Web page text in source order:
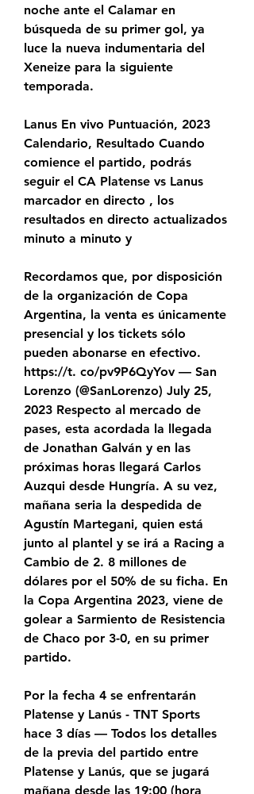
noche ante el Calamar en
búsqueda de su primer gol, ya
luce la nueva indumentaria del
Xeneize para la siguiente
temporada.
Lanus En vivo Puntuación, 2023
Calendario, Resultado Cuando
comience el partido, podrás
seguir el CA Platense vs Lanus
marcador en directo , los
resultados en directo actualizados
minuto a minuto y
Recordamos que, por disposición
de la organización de Copa
Argentina, la venta es únicamente
presencial y los tickets sólo
pueden abonarse en efectivo.
https://t. co/pv9P6QyYov — San
Lorenzo (@SanLorenzo) July 25,
2023 Respecto al mercado de
pases, esta acordada la llegada
de Jonathan Galván y en las
próximas horas llegará Carlos
Auzqui desde Hungría. A su vez,
mañana seria la despedida de
Agustín Martegani, quien está
junto al plantel y se irá a Racing a
Cambio de 2. 8 millones de
dólares por el 50% de su ficha. En
la Copa Argentina 2023, viene de
golear a Sarmiento de Resistencia
de Chaco por 3-0, en su primer
partido.
Por la fecha 4 se enfrentarán
Platense y Lanús - TNT Sports
hace 3 días — Todos los detalles
de la previa del partido entre
Platense y Lanús, que se jugará
mañana desde las 19:00 (hora